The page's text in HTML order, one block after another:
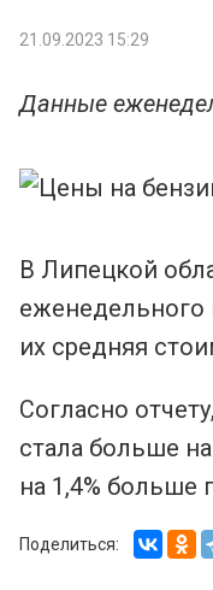
21.09.2023 15:29
Данные
В Липецкой
еженедельного
их средняя
Согласно
стала больше
на 1,4% больше
Поделиться: